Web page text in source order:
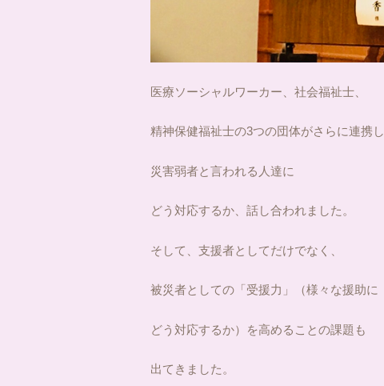
医療ソーシャルワーカー、社会福祉士、
精神保健福祉士の3つの団体がさらに連携し
災害弱者と言われる人達に
どう対応するか、話し合われました。
そして、支援者としてだけでなく、
被災者としての「受援力」（様々な援助に
どう対応するか）を高めることの課題も
出てきました。